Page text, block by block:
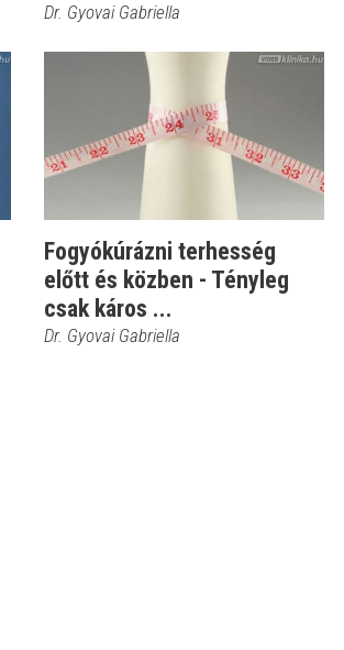
Dr. Gyovai Gabriella
Fogyókúrázni terhesség
előtt és közben - Tényleg
csak káros ...
Dr. Gyovai Gabriella